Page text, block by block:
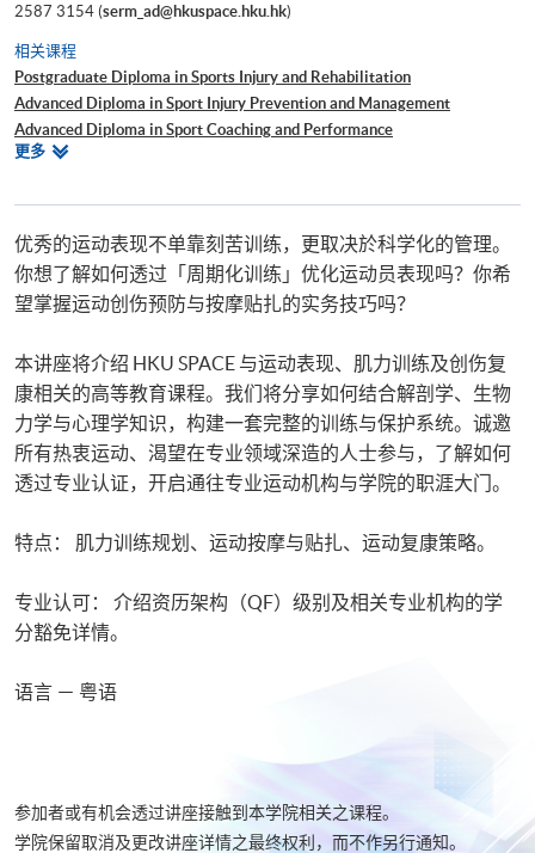
2587 3154 (serm_ad@hkuspace.hku.hk)
相关课程
Postgraduate Diploma in Sports Injury and Rehabilitation
Advanced Diploma in Sport Injury Prevention and Management
Advanced Diploma in Sport Coaching and Performance
肌力與體能訓練證書
更多相
优秀的运动表现不单靠刻苦训练，更取决於科学化的管理。
你想了解如何透过「周期化训练」优化运动员表现吗？你希
望掌握运动创伤预防与按摩贴扎的实务技巧吗？
本讲座将介绍 HKU SPACE 与运动表现、肌力训练及创伤复
康相关的高等教育课程。我们将分享如何结合解剖学、生物
力学与心理学知识，构建一套完整的训练与保护系统。诚邀
所有热衷运动、渴望在专业领域深造的人士参与，了解如何
透过专业认证，开启通往专业运动机构与学院的职涯大门。
特点： 肌力训练规划、运动按摩与贴扎、运动复康策略。
专业认可： 介绍资历架构（QF）级别及相关专业机构的学
分豁免详情。
语言 － 粤语
参加者或有机会透过讲座接触到本学院相关之课程。
学院保留取消及更改讲座详情之最终权利，而不作另行通知。